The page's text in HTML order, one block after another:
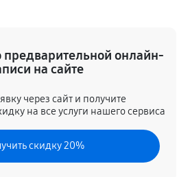
онлайн-
на сайте
через сайт и получите
на все услуги нашего сервиса
скидку 20%